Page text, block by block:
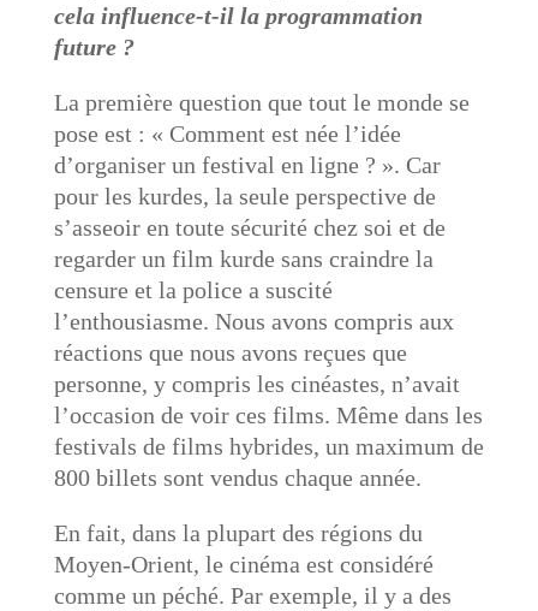
cela influence-t-il la programmation
future ?
La première question que tout le monde se
pose est : « Comment est née l’idée
d’organiser un festival en ligne ? ». Car
pour les kurdes, la seule perspective de
s’asseoir en toute sécurité chez soi et de
regarder un film kurde sans craindre la
censure et la police a suscité
l’enthousiasme. Nous avons compris aux
réactions que nous avons reçues que
personne, y compris les cinéastes, n’avait
l’occasion de voir ces films. Même dans les
festivals de films hybrides, un maximum de
800 billets sont vendus chaque année.
En fait, dans la plupart des régions du
Moyen-Orient, le cinéma est considéré
comme un péché. Par exemple, il y a des